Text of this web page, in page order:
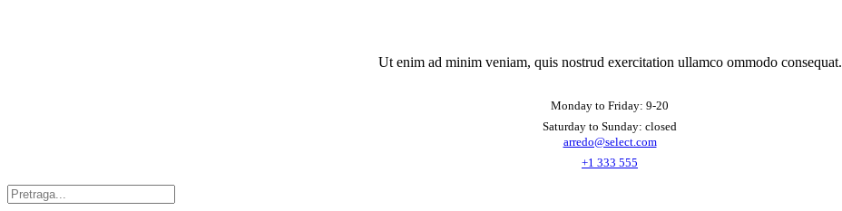
Ut enim ad minim veniam, quis nostrud exercitation ullamco ommodo consequat.
Monday to Friday: 9-20
Saturday to Sunday: closed
arredo@select.com
+1 333 555